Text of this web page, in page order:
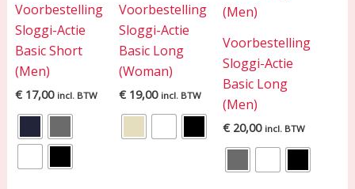
Voorbestelling
Sloggi-Actie
Basic Short
(Men)
€17,00 incl. BTW
Voorbestelling
Sloggi-Actie
Basic Long
(Woman)
€19,00 incl. BTW
Voorbestelling
Sloggi-Actie
Basic Long
(Men)
€20,00 incl. BTW